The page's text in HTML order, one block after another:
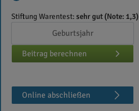
Stiftung Warentest: sehr gut (Note: 1,3)
Beitrag berechnen
Online abschließen